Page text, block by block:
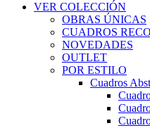
VER COLECCIÓN
OBRAS ÚNICAS
CUADROS
NOVEDADES
OUTLET
POR ESTILO
Cuadros